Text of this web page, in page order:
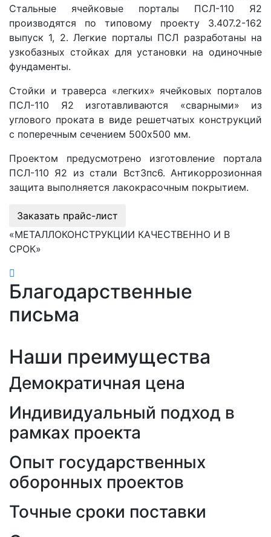
Стальные ячейковые порталы ПСЛ-110 Я2
производятся по типовому проекту 3.407.2-162
выпуск 1, 2. Легкие порталы ПСЛ разработаны на
узкобазных стойках для установки на одиночные
фундаменты.
Стойки и траверса «легких» ячейковых порталов
ПСЛ-110 Я2 изготавливаются «сварными» из
углового проката в виде решетчатых конструкций
с поперечным сечением 500х500 мм.
Проектом предусмотрено изготовление портала
ПСЛ-110 Я2 из стали Вст3пс6. Антикоррозионная
защита выполняется лакокрасочным покрытием.
Заказать прайс-лист
«МЕТАЛЛОКОНСТРУКЦИИ КАЧЕСТВЕННО И В
СРОК»
Благодарственные
письма
Наши преимущества
Демократичная цена
Индивидуальный подход в
рамках проекта
Опыт государственных
оборонных проектов
Точные сроки поставки